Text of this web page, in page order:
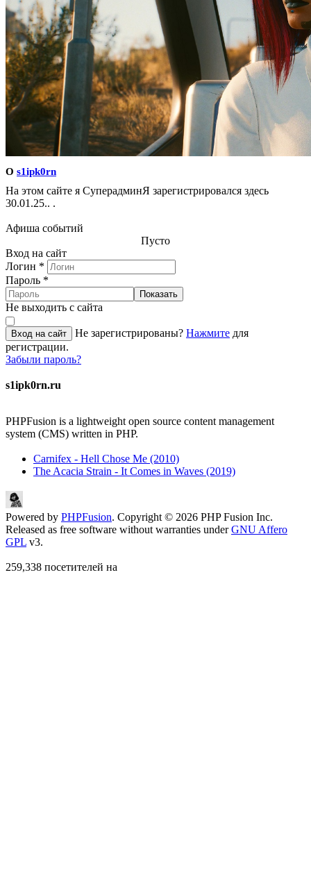
О s1ipk0rn
На этом сайте я СуперадминЯ зарегистрировался здесь
30.01.25.. .
Афиша событий
Пусто
Вход на сайт
Логин *
Пароль *
Показать
Не выходить с сайта
Вход на сайт Не зарегистрированы? Нажмите для
регистрации.
Забыли пароль?
s1ipk0rn.ru
PHPFusion is a lightweight open source content management
system (CMS) written in PHP.
Carnifex - Hell Chose Me (2010)
The Acacia Strain - It Comes in Waves (2019)
Powered by PHPFusion. Copyright © 2026 PHP Fusion Inc.
Released as free software without warranties underGNU Affero
GPL v3.
259,338 посетителей на